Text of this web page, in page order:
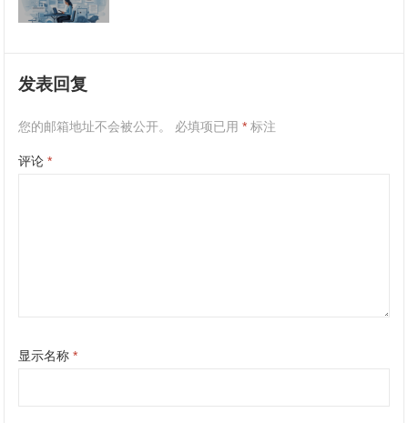
发表回复
您的邮箱地址不会被公开。 必填项已用* 标注
评论*
显示名称*